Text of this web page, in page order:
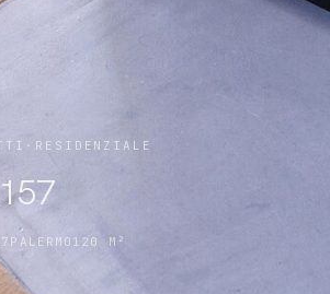
· RESIDENZIALE
PALERMO 120 M²